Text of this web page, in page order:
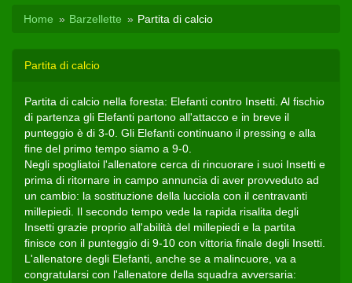
Home Barzellette Partita di calcio
Partita di calcio
Partita di calcio nella foresta: Elefanti contro Insetti. Al fischio
di partenza gli Elefanti partono all'attacco e in breve il
punteggio è di 3-0. Gli Elefanti continuano il pressing e alla
fine del primo tempo siamo a 9-0.
Negli spogliatoi l'allenatore cerca di rincuorare i suoi Insetti e
prima di ritornare in campo annuncia di aver provveduto ad
un cambio: la sostituzione della lucciola con il centravanti
millepiedi. Il secondo tempo vede la rapida risalita degli
Insetti grazie proprio all'abilità del millepiedi e la partita
finisce con il punteggio di 9-10 con vittoria finale degli Insetti.
L'allenatore degli Elefanti, anche se a malincuore, va a
congratularsi con l'allenatore della squadra avversaria: